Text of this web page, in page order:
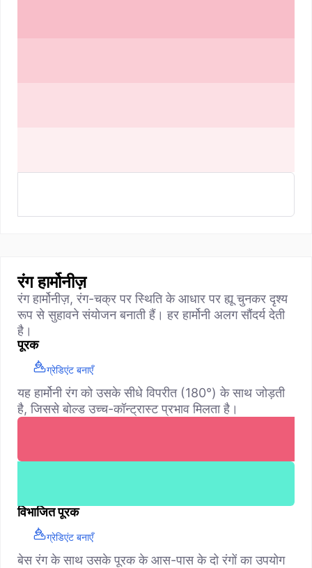
रंग हार्मोनीज़
रंग हार्मोनीज़, रंग-चक्र पर स्थिति के आधार पर ह्यू चुनकर दृश्य
रूप से सुहावने संयोजन बनाती हैं। हर हार्मोनी अलग सौंदर्य देती
है।
पूरक
ग्रेडिएंट बनाएँ
यह हार्मोनी रंग को उसके सीधे विपरीत (180°) के साथ जोड़ती
है, जिससे बोल्ड उच्च-कॉन्ट्रास्ट प्रभाव मिलता है।
विभाजित पूरक
ग्रेडिएंट बनाएँ
बेस रंग के साथ उसके पूरक के आस-पास के दो रंगों का उपयोग